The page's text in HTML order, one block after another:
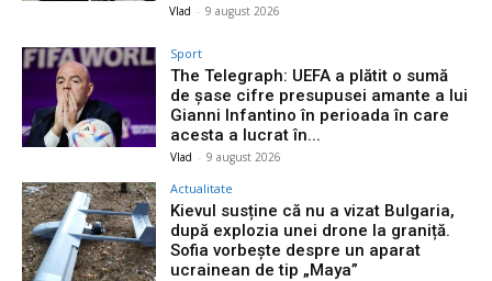
Vlad - 9 august 2026
Sport
The Telegraph: UEFA a plătit o sumă
de șase cifre presupusei amante a lui
Gianni Infantino în perioada în care
acesta a lucrat în...
Vlad - 9 august 2026
Actualitate
Kievul susține că nu a vizat Bulgaria,
după explozia unei drone la graniță.
Sofia vorbește despre un aparat
ucrainean de tip „Maya”